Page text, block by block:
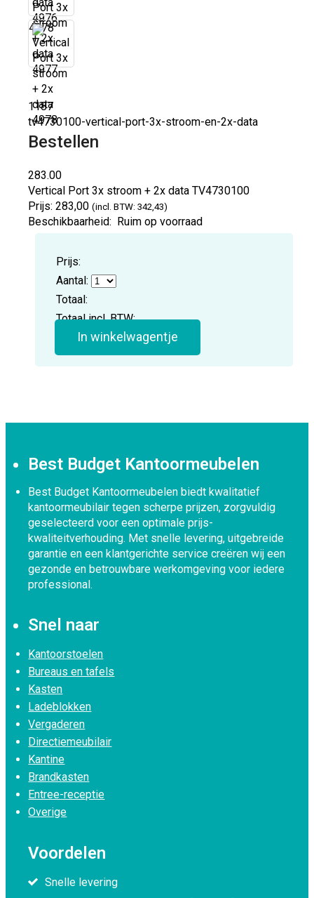
4978
1187
tv4730100-vertical-port-3x-stroom-en-2x-data
Bestellen
283.00
Vertical Port 3x stroom + 2x dataTV4730100
Prijs: 283,00 (incl. BTW: 342,43)
Beschikbaarheid: Ruim op voorraad
Prijs:
Aantal:
Totaal:
Totaal incl. BTW:
In winkelwagentje
Best Budget Kantoormeubelen
Best Budget Kantoormeubelen biedt kwalitatief
kantoormeubilair tegen scherpe prijzen, zorgvuldig
geselecteerd voor een optimale prijs-
kwaliteitverhouding. Met snelle levering, uitgebreide
garantie en een klantgerichte service creëren wij een
gezonde en betrouwbare werkomgeving voor iedere
professional.
Snel naar
Kantoorstoelen
Bureaus en tafels
Kasten
Ladeblokken
Vergaderen
Directiemeubilair
Kantine
Brandkasten
Entree-receptie
Overige
Voordelen
Snelle levering